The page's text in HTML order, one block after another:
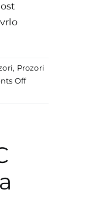
, Prozori
Offon